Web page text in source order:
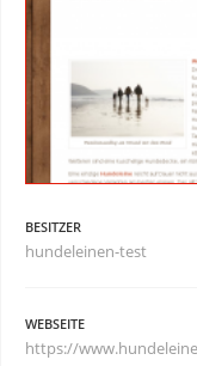
BESITZER
hundeleinen-test
WEBSEITE
https://